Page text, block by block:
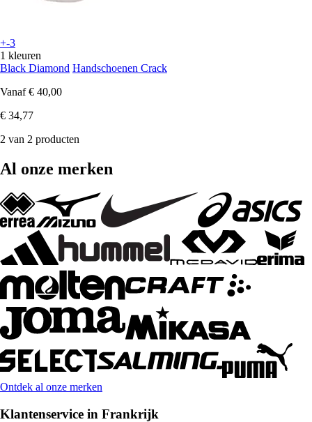
+-3
1 kleuren
Black Diamond Handschoenen Crack
Vanaf € 40,00
€ 34,77
2 van 2 producten
Al onze merken
Ontdek al onze merken
Klantenservice in Frankrijk